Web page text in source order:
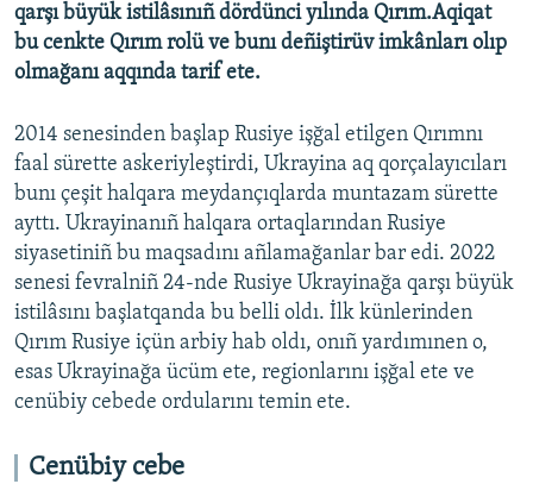
qarşı büyük istilâsınıñ dördünci yılında Qırım.Aqiqat
bu cenkte Qırım rolü ve bunı deñiştirüv imkânları olıp
olmağanı aqqında tarif ete.
2014 senesinden başlap Rusiye işğal etilgen Qırımnı
faal sürette askeriyleştirdi, Ukrayina aq qorçalayıcıları
bunı çeşit halqara meydançıqlarda muntazam sürette
ayttı. Ukrayinanıñ halqara ortaqlarından Rusiye
siyasetiniñ bu maqsadını añlamağanlar bar edi. 2022
senesi fevralniñ 24-nde Rusiye Ukrayinağa qarşı büyük
istilâsını başlatqanda bu belli oldı. İlk künlerinden
Qırım Rusiye içün arbiy hab oldı, onıñ yardımınen o,
esas Ukrayinağa ücüm ete, regionlarını işğal ete ve
cenübiy cebede ordularını temin ete.
Cenübiy cebe